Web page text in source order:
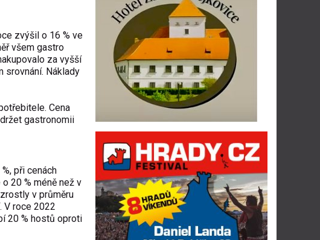
zvýšil o 16 % ve
všem gastro
za vyšší
srovnání. Náklady
Cena
gastronomii
při cenách
20 % méně než v
v průměru
V roce 2022
20 % hostů oproti